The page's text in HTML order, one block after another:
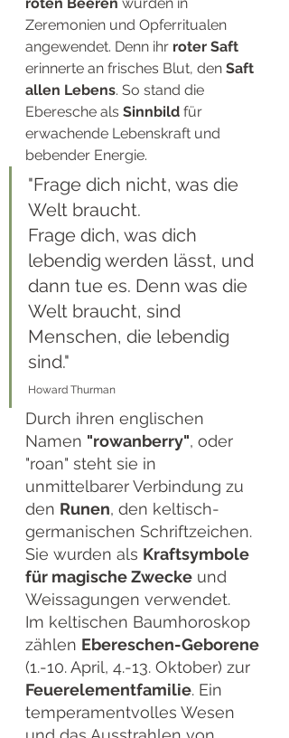
Zeremonien und Opferritualen
angewendet. Denn ihr roter Saft
erinnerte an frisches Blut, den Saft
allen Lebens. So stand die
Eberesche als Sinnbild für
erwachende Lebenskraft und
bebender Energie.
"Frage dich nicht, was die
Welt braucht.
Frage dich, was dich
lebendig werden lässt, und
dann tue es. Denn was die
Welt braucht, sind
Menschen, die lebendig
sind."
Howard Thurman
Durch ihren englischen
Namen "rowanberry", oder
"roan" steht sie in
unmittelbarer Verbindung zu
den Runen, den keltisch-
germanischen Schriftzeichen.
Sie wurden als Kraftsymbole
für magische Zwecke und
Weissagungen verwendet.
Im keltischen Baumhoroskop
zählen Ebereschen-Geborene
(1.-10. April, 4.-13. Oktober) zur
Feuerelementfamilie. Ein
temperamentvolles Wesen